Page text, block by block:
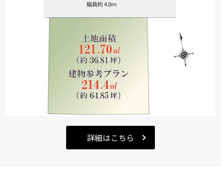
詳細はこちら